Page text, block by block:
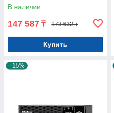
В наличии
147 587 ₸ 173 632 ₸
Купить
–15%